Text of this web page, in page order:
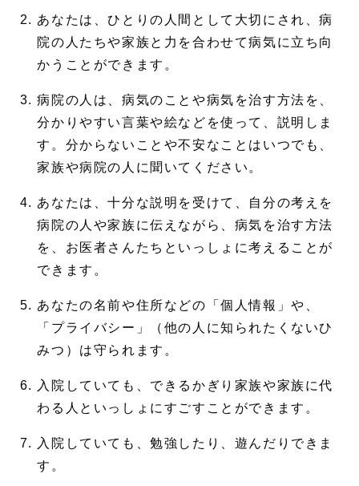
あなたは、ひとりの人間として大切にされ、病
院の人たちや家族と力を合わせて病気に立ち向
かうことができます。
病院の人は、病気のことや病気を治す方法を、
分かりやすい言葉や絵などを使って、説明しま
す。分からないことや不安なことはいつでも、
家族や病院の人に聞いてください。
あなたは、十分な説明を受けて、自分の考えを
病院の人や家族に伝えながら、病気を治す方法
を、お医者さんたちといっしょに考えることが
できます。
あなたの名前や住所などの「個人情報」や、
「プライバシー」（他の人に知られたくないひ
みつ）は守られます。
入院していても、できるかぎり家族や家族に代
わる人といっしょにすごすことができます。
入院していても、勉強したり、遊んだりできま
す。